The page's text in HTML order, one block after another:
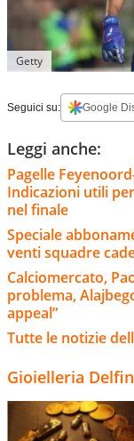
Getty
Seguici su: Google
Leggi anche:
Pagelle
Indicazioni utili
nel finale
Speciale
venti squadre
Calciomercato,
problema,
appeal”
Tutte le notizie
Gioielleria